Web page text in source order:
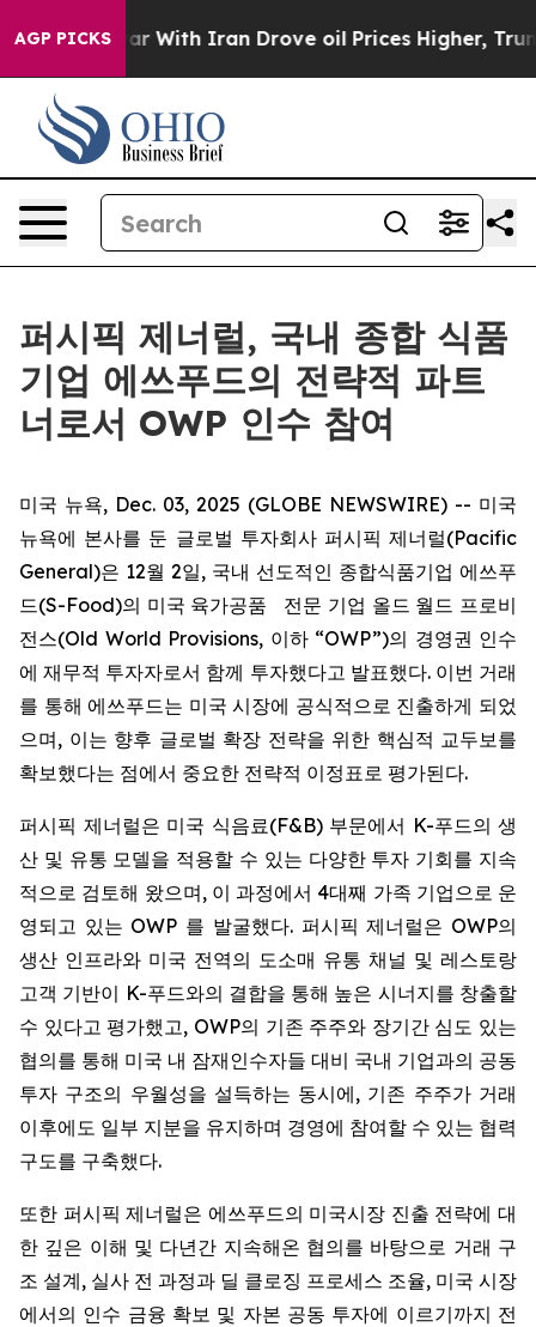
AGP PICKS
As war With Iran Drove oil Prices Higher, Trump
퍼시픽 제너럴, 국내 종합 식품
기업 에쓰푸드의 전략적 파트
너로서 OWP 인수 참여
미국 뉴욕, Dec. 03, 2025 (GLOBE NEWSWIRE) -- 미국
뉴욕에 본사를 둔 글로벌 투자회사 퍼시픽 제너럴(Pacific
General)은 12월 2일, 국내 선도적인 종합식품기업 에쓰푸
드(S-Food)의 미국 육가공품 전문 기업 올드 월드 프로비
전스(Old World Provisions, 이하 “OWP”)의 경영권 인수
에 재무적 투자자로서 함께 투자했다고 발표했다. 이번 거래
를 통해 에쓰푸드는 미국 시장에 공식적으로 진출하게 되었
으며, 이는 향후 글로벌 확장 전략을 위한 핵심적 교두보를
확보했다는 점에서 중요한 전략적 이정표로 평가된다.
퍼시픽 제너럴은 미국 식음료(F&B) 부문에서 K-푸드의 생
산 및 유통 모델을 적용할 수 있는 다양한 투자 기회를 지속
적으로 검토해 왔으며, 이 과정에서 4대째 가족 기업으로 운
영되고 있는 OWP 를 발굴했다. 퍼시픽 제너럴은 OWP의
생산 인프라와 미국 전역의 도소매 유통 채널 및 레스토랑
고객 기반이 K-푸드와의 결합을 통해 높은 시너지를 창출할
수 있다고 평가했고, OWP의 기존 주주와 장기간 심도 있는
협의를 통해 미국 내 잠재인수자들 대비 국내 기업과의 공동
투자 구조의 우월성을 설득하는 동시에, 기존 주주가 거래
이후에도 일부 지분을 유지하며 경영에 참여할 수 있는 협력
구도를 구축했다.
또한 퍼시픽 제너럴은 에쓰푸드의 미국시장 진출 전략에 대
한 깊은 이해 및 다년간 지속해온 협의를 바탕으로 거래 구
조 설계, 실사 전 과정과 딜 클로징 프로세스 조율, 미국 시장
에서의 인수 금융 확보 및 자본 공동 투자에 이르기까지 전